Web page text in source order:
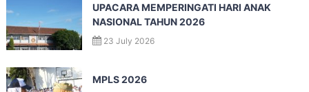
UPACARA MEMPERINGATI HARI ANAK
NASIONAL TAHUN 2026
23 July 2026
MPLS 2026